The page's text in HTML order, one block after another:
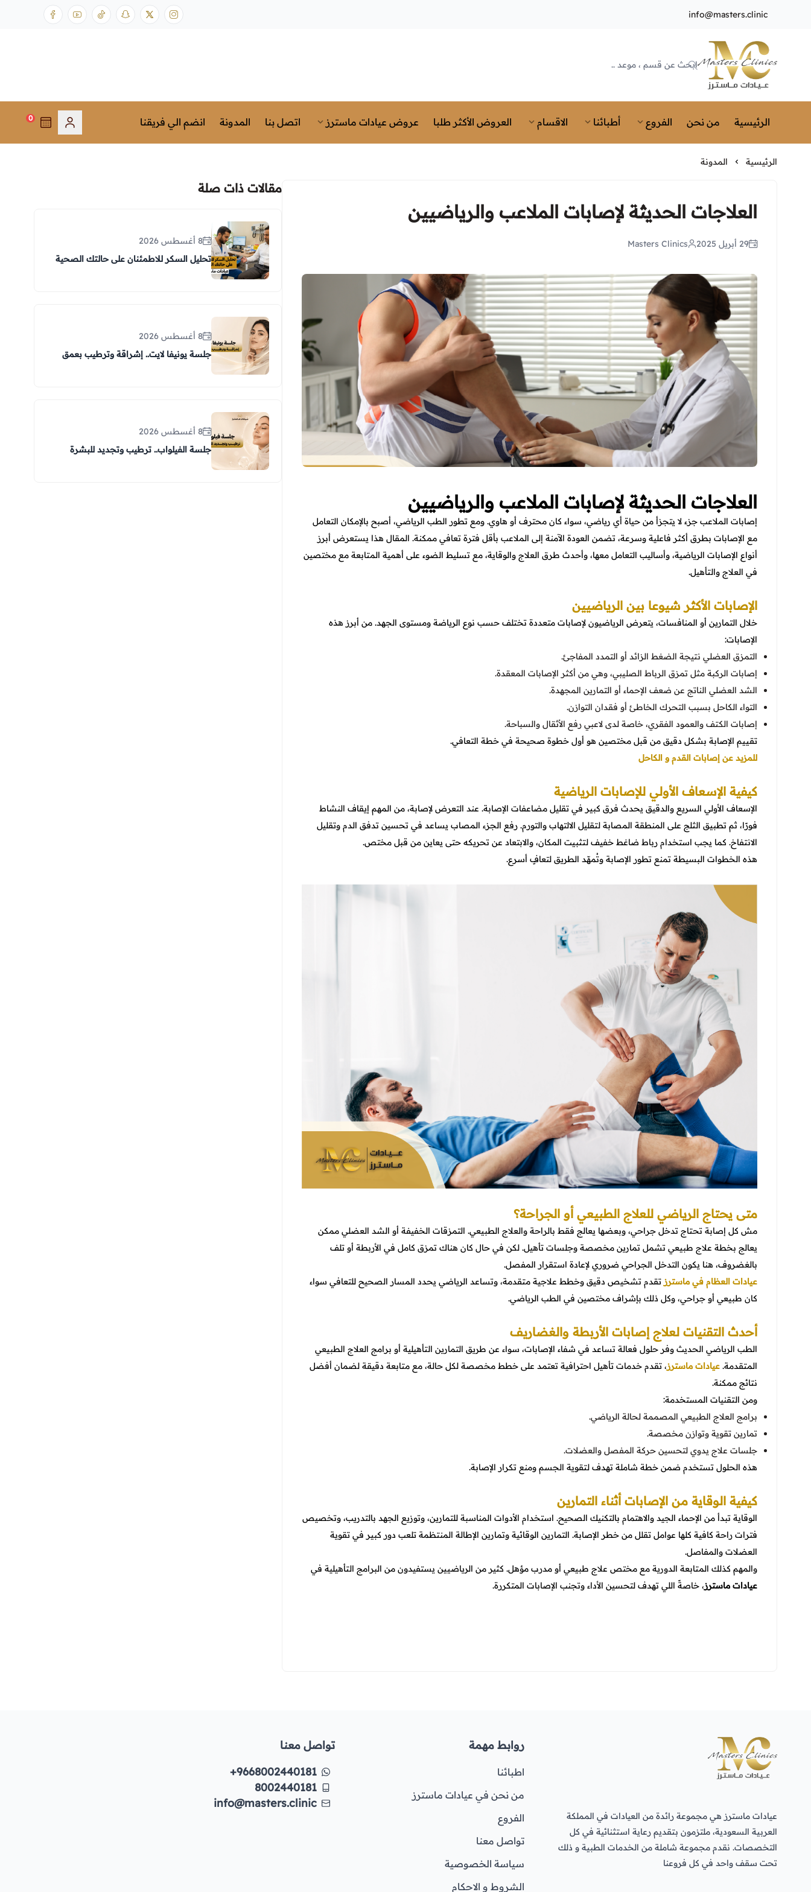
info@masters.clinic
Masters Clinics
الرئيسية من نحن الفروع أطبائنا الاقسام العروض الأكثر طلبا عروض عيادات ماسترز اتصل بنا المدونة انضم الي فريقنا 0
الرئيسية المدونة
العلاجات الحديثة لإصابات الملاعب والرياضيين
29 أبريل 2025 Masters Clinics
العلاجات الحديثة لإصابات الملاعب والرياضيين
إصابات الملاعب جزء لا يتجزأ من حياة أي رياضي، سواء كان محترف أو هاوي. ومع تطور الطب الرياضي، أصبح بالإمكان التعامل
مع الإصابات بطرق أكثر فاعلية وسرعة، تضمن العودة الآمنة إلى الملاعب بأقل فترة تعافي ممكنة. المقال هذا يستعرض أبرز
أنواع الإصابات الرياضية، وأساليب التعامل معها، وأحدث طرق العلاج والوقاية، مع تسليط الضوء على أهمية المتابعة مع مختصين
في العلاج والتأهيل.
الإصابات الأكثر شيوعا بين الرياضيين
خلال التمارين أو المنافسات، يتعرض الرياضيون لإصابات متعددة تختلف حسب نوع الرياضة ومستوى الجهد. من أبرز هذه
الإصابات:
التمزق العضلي نتيجة الضغط الزائد أو التمدد المفاجئ.
إصابات الركبة مثل تمزق الرباط الصليبي، وهي من أكثر الإصابات المعقدة.
الشد العضلي الناتج عن ضعف الإحماء أو التمارين المجهدة.
التواء الكاحل بسبب التحرك الخاطئ أو فقدان التوازن.
إصابات الكتف والعمود الفقري، خاصة لدى لاعبي رفع الأثقال والسباحة.
تقييم الإصابة بشكل دقيق من قبل مختصين هو أول خطوة صحيحة في خطة التعافي.
للمزيد عن إصابات القدم و الكاحل
كيفية الإسعاف الأولي للإصابات الرياضية
الإسعاف الأولي السريع والدقيق يحدث فرق كبير في تقليل مضاعفات الإصابة. عند التعرض لإصابة، من المهم إيقاف النشاط
فورًا، ثم تطبيق الثلج على المنطقة المصابة لتقليل الالتهاب والتورم. رفع الجزء المصاب يساعد في تحسين تدفق الدم وتقليل
الانتفاخ. كما يجب استخدام رباط ضاغط خفيف لتثبيت المكان، والابتعاد عن تحريكه حتى يعاين من قبل مختص.
هذه الخطوات البسيطة تمنع تطور الإصابة وتُمهّد الطريق لتعافٍ أسرع.
متى يحتاج الرياضي للعلاج الطبيعي أو الجراحة؟
مش كل إصابة تحتاج تدخل جراحي، وبعضها يعالج فقط بالراحة والعلاج الطبيعي. التمزقات الخفيفة أو الشد العضلي ممكن
يعالج بخطة علاج طبيعي تشمل تمارين مخصصة وجلسات تأهيل. لكن في حال كان هناك تمزق كامل في الأربطة أو تلف
بالغضروف، هنا يكون التدخل الجراحي ضروري لإعادة استقرار المفصل.
عيادات العظام في ماسترز تقدم تشخيص دقيق وخطط علاجية متقدمة، وتساعد الرياضي يحدد المسار الصحيح للتعافي سواء
كان طبيعي أو جراحي، وكل ذلك بإشراف مختصين في الطب الرياضي.
أحدث التقنيات لعلاج إصابات الأربطة والغضاريف
الطب الرياضي الحديث وفر حلول فعالة تساعد في شفاء الإصابات، سواء عن طريق التمارين التأهيلية أو برامج العلاج الطبيعي
المتقدمة. عيادات ماسترز، تقدم خدمات تأهيل احترافية تعتمد على خطط مخصصة لكل حالة، مع متابعة دقيقة لضمان أفضل
نتائج ممكنة.
ومن التقنيات المستخدمة:
برامج العلاج الطبيعي المصممة لحالة الرياضي.
تمارين تقوية وتوازن مخصصة.
جلسات علاج يدوي لتحسين حركة المفصل والعضلات.
هذه الحلول تستخدم ضمن خطة شاملة تهدف لتقوية الجسم ومنع تكرار الإصابة.
كيفية الوقاية من الإصابات أثناء التمارين
الوقاية تبدأ من الإحماء الجيد والاهتمام بالتكنيك الصحيح. استخدام الأدوات المناسبة للتمارين، وتوزيع الجهد بالتدريب، وتخصيص
فترات راحة كافية كلها عوامل تقلل من خطر الإصابة. التمارين الوقائية وتمارين الإطالة المنتظمة تلعب دور كبير في تقوية
العضلات والمفاصل.
والمهم كذلك المتابعة الدورية مع مختص علاج طبيعي أو مدرب مؤهل. كثير من الرياضيين يستفيدون من البرامج التأهيلية في
عيادات ماسترز، خاصةً اللي تهدف لتحسين الأداء وتجنب الإصابات المتكررة.
مقالات ذات صلة
8 أغسطس 2026
تحليل السكر للاطمئنان على حالتك الصحية
8 أغسطس 2026
جلسة يونيفا لايت.. إشراقة وترطيب بعمق
8 أغسطس 2026
جلسة الفيلواب.. ترطيب وتجديد للبشرة
عيادات ماسترز هي مجموعة رائدة من العيادات في المملكة
العربية السعودية، ملتزمون بتقديم رعاية استثنائية في كل
التخصصات. نقدم مجموعة شاملة من الخدمات الطبية و ذلك
تحت سقف واحد في كل فروعنا
روابط مهمة
اطبائنا
من نحن في عيادات ماسترز
الفروع
تواصل معنا
سياسة الخصوصية
الشروط و الاحكام
تواصل معنا
+9668002440181
8002440181
info@masters.clinic